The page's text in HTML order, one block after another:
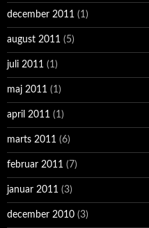
december 2011 (1)
august 2011 (5)
juli 2011 (1)
maj 2011 (1)
april 2011 (1)
marts 2011 (6)
februar 2011 (7)
januar 2011 (3)
december 2010 (3)